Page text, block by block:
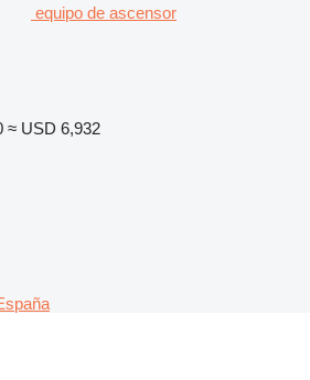
equipo de ascensor
≈ USD 6,932